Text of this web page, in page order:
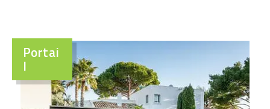
Portai
l